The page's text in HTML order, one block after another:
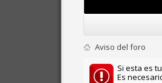
Aviso del foro
Si esta es
Es